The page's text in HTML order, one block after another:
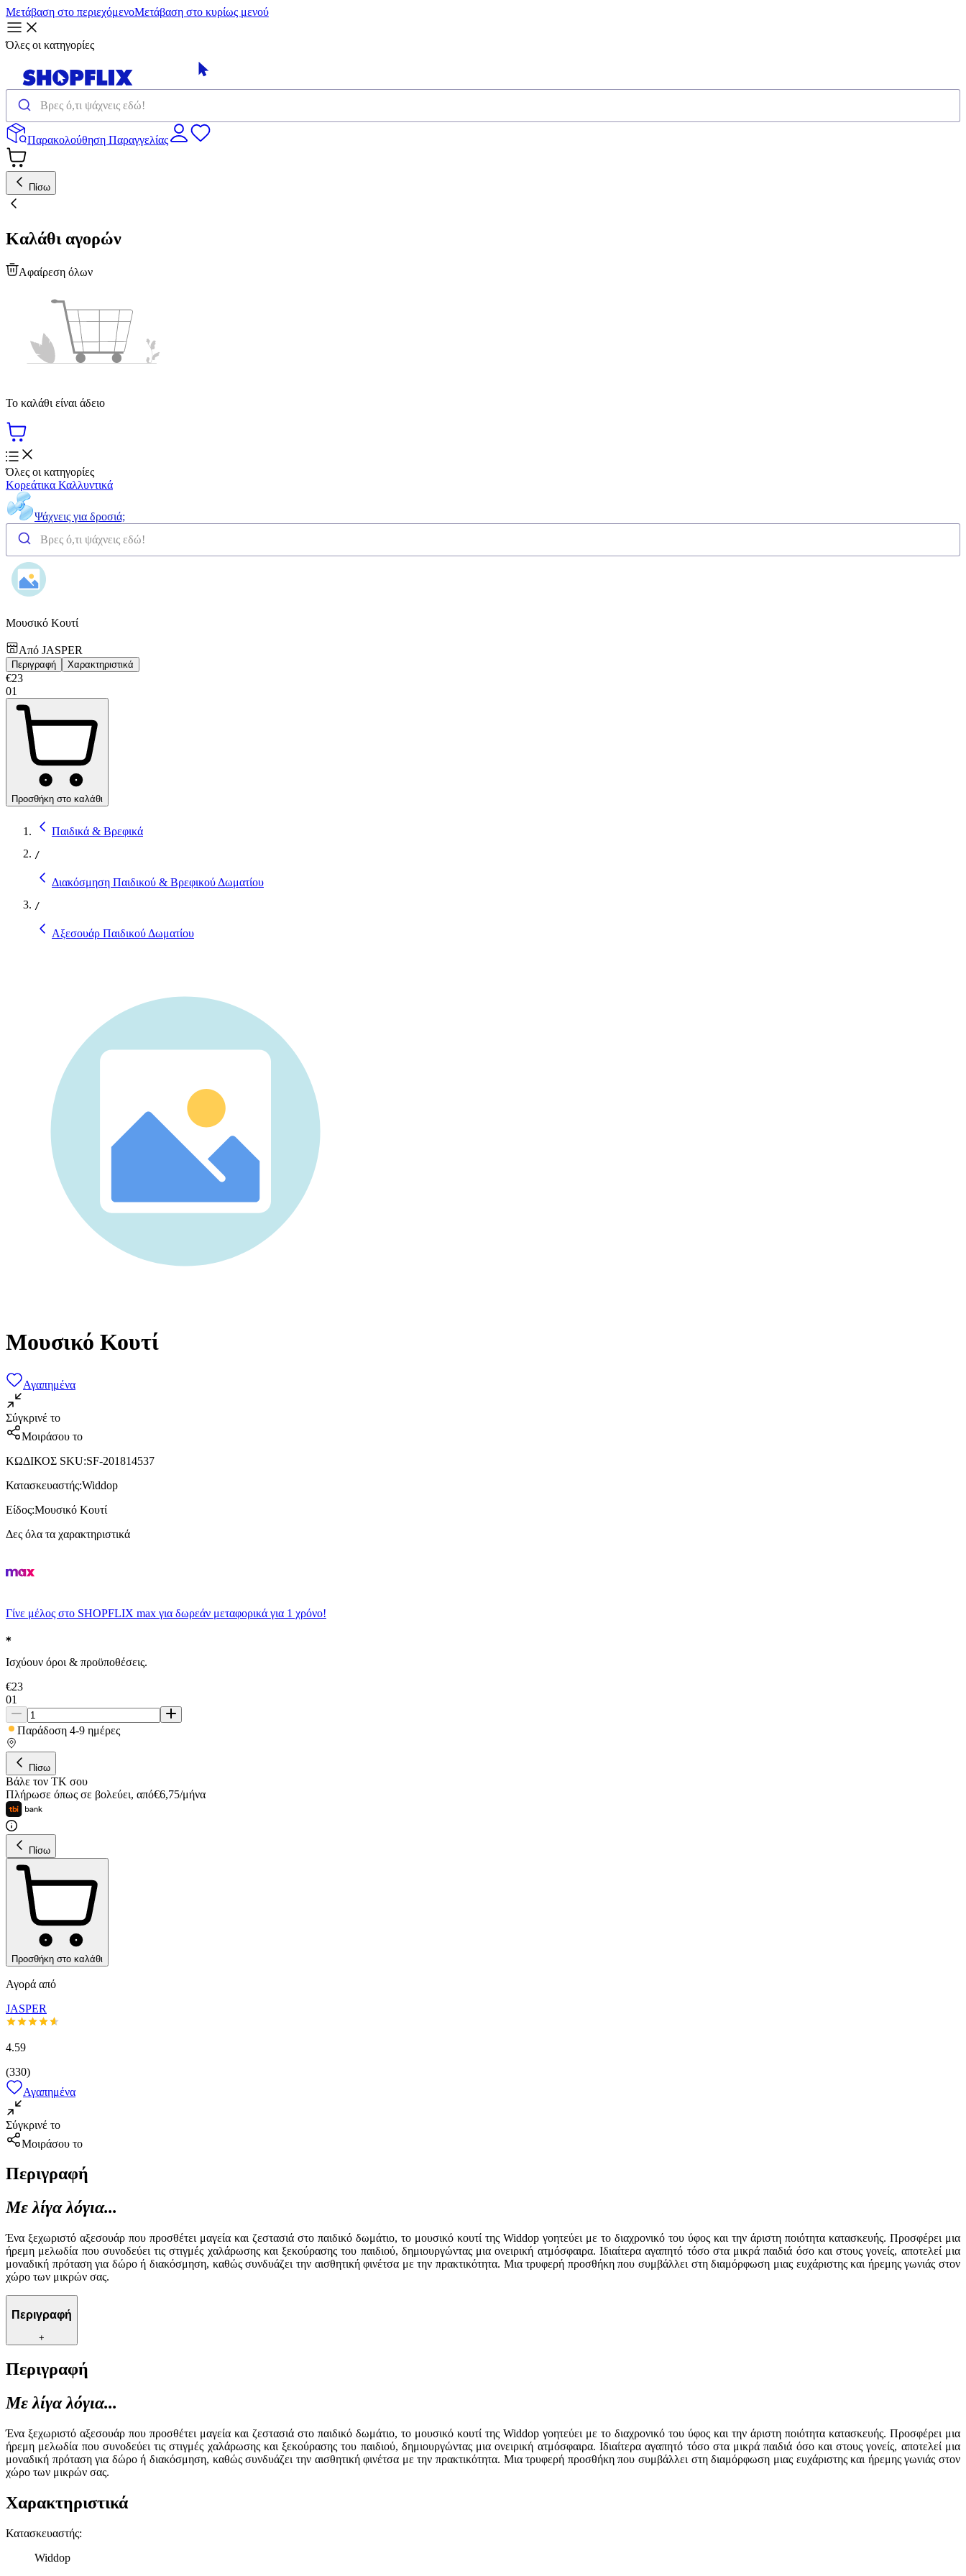
Μετάβαση στο περιεχόμενοΜετάβαση στο κυρίως μενού
Όλες οι κατηγορίες
Παρακολούθηση Παραγγελίας
Πίσω
Καλάθι αγορών
Αφαίρεση όλων
Το καλάθι είναι άδειο
Όλες οι κατηγορίες
Κορεάτικα Καλλυντικά
Ψάχνεις για δροσιά;
Μουσικό Κουτί
Από JASPER
Περιγραφή Χαρακτηριστικά
€23
01
Προσθήκη στο καλάθι
Παιδικά & Βρεφικά
/
Διακόσμηση Παιδικού & Βρεφικού Δωματίου
/
Αξεσουάρ Παιδικού Δωματίου
Μουσικό Κουτί
Αγαπημένα
Σύγκρινέ το
Μοιράσου το
ΚΩΔΙΚΟΣ SKU:SF-201814537
Κατασκευαστής:Widdop
Είδος:Μουσικό Κουτί
Δες όλα τα χαρακτηριστικά
Γίνε μέλος στο SHOPFLIX max για δωρεάν μεταφορικά για 1 χρόνο!
Ισχύουν όροι & προϋποθέσεις.
€23
01
Παράδοση 4-9 ημέρες
Πίσω
Βάλε τον ΤΚ σου
Πλήρωσε όπως σε βολεύει, από€6,75/μήνα
Πίσω
Προσθήκη στο καλάθι
Αγορά από
JASPER
4.59
(330)
Αγαπημένα
Σύγκρινέ το
Μοιράσου το
Περιγραφή
Με λίγα λόγια...
Ένα ξεχωριστό αξεσουάρ που προσθέτει μαγεία και ζεστασιά στο παιδικό δωμάτιο, το μουσικό κουτί της Widdop γοητεύει με το διαχρονικό του ύφος και την άριστη ποιότητα κατασκευής. Προσφέρει μια
ήρεμη μελωδία που συνοδεύει τις στιγμές χαλάρωσης και ξεκούρασης του παιδιού, δημιουργώντας μια ονειρική ατμόσφαιρα. Ιδιαίτερα αγαπητό τόσο στα μικρά παιδιά όσο και στους γονείς, αποτελεί μια
μοναδική πρόταση για δώρο ή διακόσμηση, καθώς συνδυάζει την αισθητική φινέτσα με την πρακτικότητα. Μια τρυφερή προσθήκη που συμβάλλει στη διαμόρφωση μιας ευχάριστης και ήρεμης γωνιάς στον
χώρο των μικρών σας.
Περιγραφή
+
Περιγραφή
Με λίγα λόγια...
Ένα ξεχωριστό αξεσουάρ που προσθέτει μαγεία και ζεστασιά στο παιδικό δωμάτιο, το μουσικό κουτί της Widdop γοητεύει με το διαχρονικό του ύφος και την άριστη ποιότητα κατασκευής. Προσφέρει μια
ήρεμη μελωδία που συνοδεύει τις στιγμές χαλάρωσης και ξεκούρασης του παιδιού, δημιουργώντας μια ονειρική ατμόσφαιρα. Ιδιαίτερα αγαπητό τόσο στα μικρά παιδιά όσο και στους γονείς, αποτελεί μια
μοναδική πρόταση για δώρο ή διακόσμηση, καθώς συνδυάζει την αισθητική φινέτσα με την πρακτικότητα. Μια τρυφερή προσθήκη που συμβάλλει στη διαμόρφωση μιας ευχάριστης και ήρεμης γωνιάς στον
χώρο των μικρών σας.
Χαρακτηριστικά
Κατασκευαστής:
Widdop